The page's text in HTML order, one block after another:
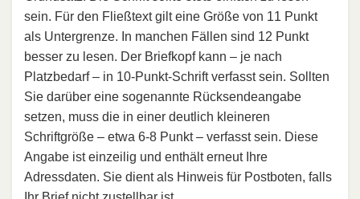
sein. Für den Fließtext gilt eine Größe von 11 Punkt
als Untergrenze. In manchen Fällen sind 12 Punkt
besser zu lesen. Der Briefkopf kann – je nach
Platzbedarf – in 10-Punkt-Schrift verfasst sein. Sollten
Sie darüber eine sogenannte Rücksendeangabe
setzen, muss die in einer deutlich kleineren
Schriftgröße – etwa 6-8 Punkt – verfasst sein. Diese
Angabe ist einzeilig und enthält erneut Ihre
Adressdaten. Sie dient als Hinweis für Postboten, falls